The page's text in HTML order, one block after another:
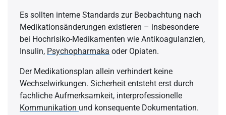
Es sollten interne Standards zur Beobachtung nach
Medikationsänderungen existieren – insbesondere
bei Hochrisiko-Medikamenten wie Antikoagulanzien,
Insulin, Psychopharmaka oder Opiaten.
Der Medikationsplan allein verhindert keine
Wechselwirkungen. Sicherheit entsteht erst durch
fachliche Aufmerksamkeit, interprofessionelle
Kommunikation und konsequente Dokumentation.